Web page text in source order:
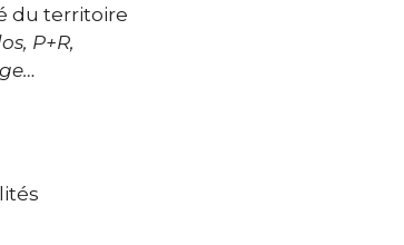
du territoire
P+R,